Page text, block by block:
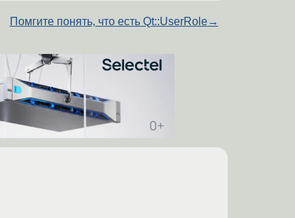
Помгите понять, что есть Qt::UserRole→